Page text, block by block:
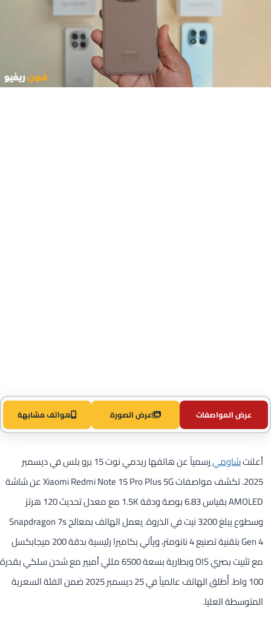
عرض المواصفات عرض الصورة هواتف مشابهة
أعلنتشاومي
رسمياً عن هاتفها ريدمي نوت 15 برو بلس في ديسمبر
2025. تكشف مواصفات Xiaomi Redmi Note 15 Pro Plus 5G عن شاشة
AMOLED بقياس 6.83 بوصة ودقة 1.5K مع معدل تحديث 120 هرتز
وسطوع يبلغ 3200 نيت في الذروة. يعمل الهاتف بمعالج Snapdragon 7s
Gen 4 بتقنية تصنيع 4 نانومتر، ويأتي بكاميرا رئيسية بدقة 200 ميجابكسل
مع تثبيت بصري OIS وبطارية بسعة 6500 مللي أمبير مع شحن سلكي بقدرة
100 واط. أُطلق الهاتف عالمياً في 25 ديسمبر 2025 ضمن الفئة السعرية
المتوسطة العليا.